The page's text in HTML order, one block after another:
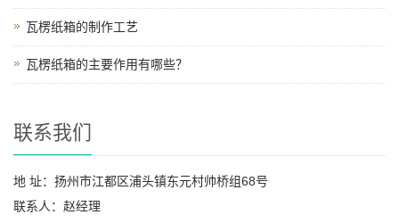
瓦楞纸箱的制作工艺
瓦楞纸箱的主要作用有哪些？
联系我们
地 址：扬州市江都区浦头镇东元村帅桥组68号
联系人：赵经理